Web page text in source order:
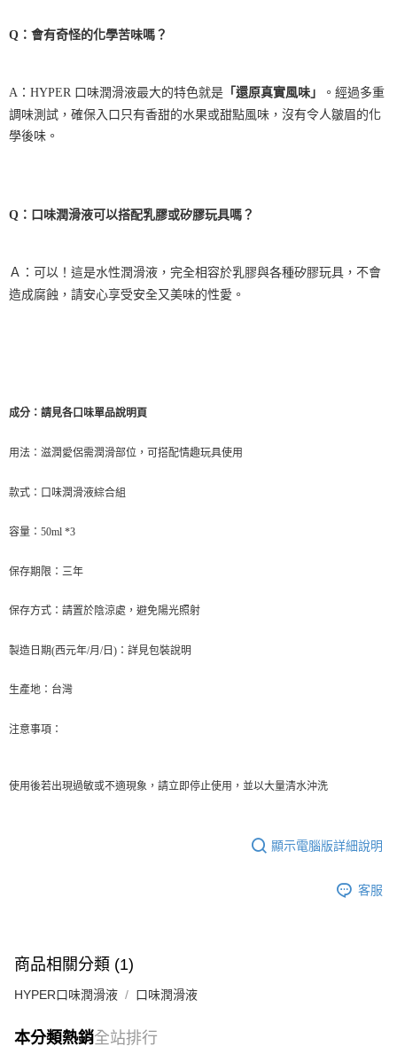
Q ：會有奇怪的化學苦味嗎？
A ： HYPER 口味潤滑液最大的特色就是 「還原真實風味」
。經過多重
調味測試，確保入口只有香甜的水果或甜點風味，沒有令人皺眉的化
學後味。
Q： 口味潤滑液可以搭配乳膠或矽膠玩具嗎？
Ａ： 可以！這是水性潤滑液 ，完全相容於乳膠與各種矽膠玩具，不會
造成腐蝕，請安心享受安全又美味的性愛。
成分： 請見各口味單品說明頁
用法：滋潤愛侶需潤滑部位，可搭配情趣玩具使用
款式： 口味潤滑液綜合組
容量：50ml *3
保存期限：三年
保存方式：請置於陰涼處，避免陽光照射
製造日期(西元年/月/日)：詳見包裝說明
生產地：台灣
注意事項：
使用後若出現過敏或不適現象，請立即停止使用，並以大量清水沖洗
顯示電腦版詳細說明
客服
商品相關分類 (1)
HYPER口味潤滑液 口味潤滑液
本分類熱銷全站排行